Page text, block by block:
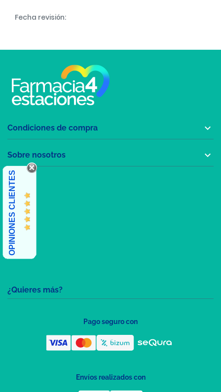
Fecha revisión:
¿Quieres más?
Condiciones de compra 
Sobre nosotros 
OPINIONES CLIENTES
Pago seguro con
Envíos realizados con